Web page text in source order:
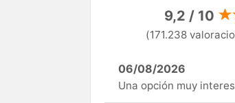
9,2 / 10
(171.238
06/08/2026
Una opción muy